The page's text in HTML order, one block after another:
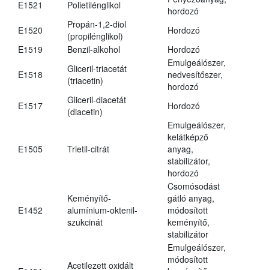
E1521 Polietilénglikol
hordozó
E1520
Propán-1,2-diol
(propilénglikol)
Hordozó
E1519
Benzil-alkohol Hordozó
E1518
Gliceril-triacetát
(triacetin)
Emulgeálószer,
nedvesítőszer,
hordozó
E1517
Gliceril-diacetát
(diacetin)
Hordozó
E1505 Trietil-citrát
Emulgeálószer,
kelátképző
anyag,
stabilizátor,
hordozó
E1452
Keményítő-
alumínium-oktenil-
szukcinát
Csomósodást
gátló anyag,
módosított
keményítő,
stabilizátor
Acetilezett oxidált
Emulgeálószer,
módosított